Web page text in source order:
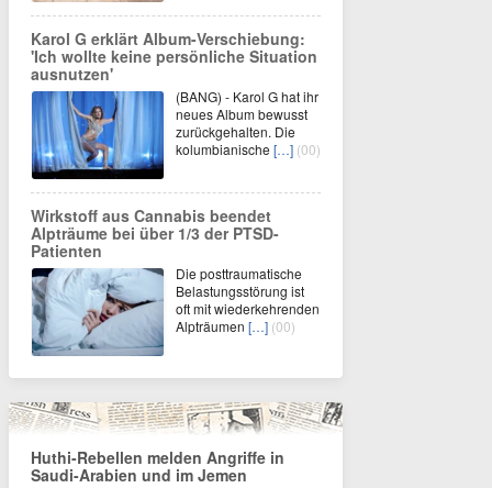
Karol G erklärt Album-Verschiebung:
'Ich wollte keine persönliche Situation
ausnutzen'
(BANG) - Karol G hat ihr
neues Album bewusst
zurückgehalten. Die
kolumbianische […] (00)
Wirkstoff aus Cannabis beendet
Alpträume bei über 1/3 der PTSD-
Patienten
Die posttraumatische
Belastungsstörung ist
oft mit wiederkehrenden
Alpträumen […] (00)
Huthi-Rebellen melden Angriffe in
Saudi-Arabien und im Jemen